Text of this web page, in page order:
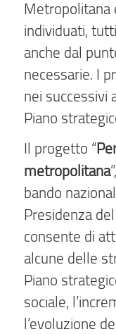
Metropolitana
individuati,
anche dal
necessarie. I
nei successivi
Piano
Il progetto “
metropolitana
bando
Presidenza
consente di
alcune delle
Piano
sociale,
l’evoluzione